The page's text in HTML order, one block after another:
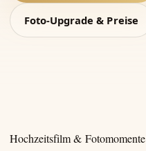
Foto-Upgrade & Preise
Hochzeitsfilm & Fotomomente